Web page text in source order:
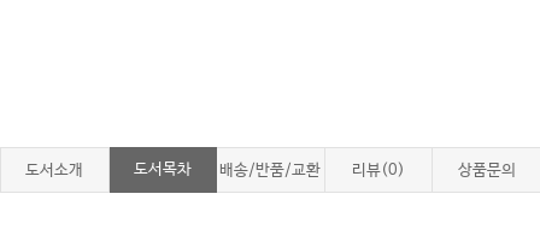
도서소개 도서목차 배송/반품/교환 리뷰(0) 상품문의